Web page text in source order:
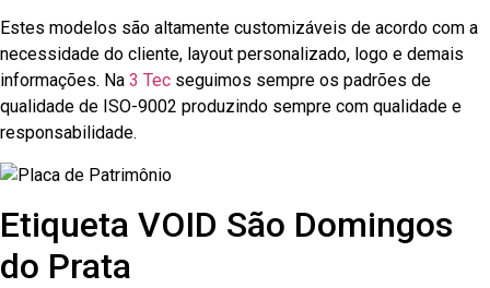
Estes modelos são altamente customizáveis de acordo com a
necessidade do cliente, layout personalizado, logo e demais
informações. Na 3 Tec seguimos sempre os padrões de
qualidade de ISO-9002 produzindo sempre com qualidade e
responsabilidade.
Etiqueta VOID São Domingos
do Prata